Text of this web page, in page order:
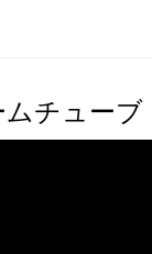
チューブ